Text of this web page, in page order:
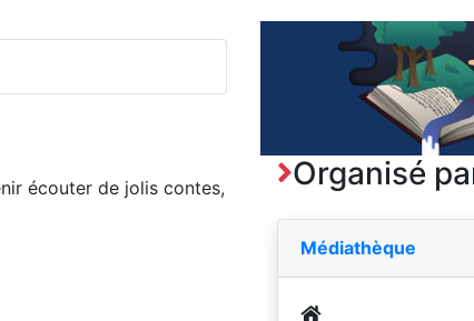
écouter de jolis contes,
Organisé
Médiathèque